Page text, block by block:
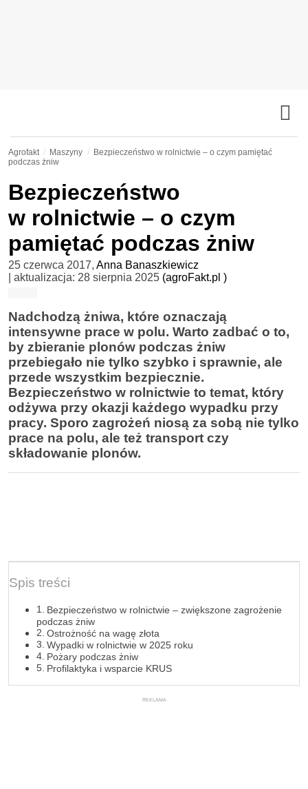
Agrofakt Maszyny
Bezpieczeństwo w rolnictwie – o czym pamiętać
podczas żniw
Bezpieczeństwo
w rolnictwie – o czym
pamiętać podczas żniw
25 czerwca 2017, Anna Banaszkiewicz
| aktualizacja: 28 sierpnia 2025 (agroFakt.pl )
Nadchodzą żniwa, które oznaczają
intensywne prace w polu. Warto zadbać o to,
by zbieranie plonów podczas żniw
przebiegało nie tylko szybko i sprawnie, ale
przede wszystkim bezpiecznie.
Bezpieczeństwo w rolnictwie to temat, który
odżywa przy okazji każdego wypadku przy
pracy. Sporo zagrożeń niosą za sobą nie tylko
prace na polu, ale też transport czy
składowanie plonów.
Spis treści
Bezpieczeństwo w rolnictwie – zwiększone zagrożenie
podczas żniw
Ostrożność na wagę złota
Wypadki w rolnictwie w 2025 roku
Pożary podczas żniw
Profilaktyka i wsparcie KRUS
REKLAMA